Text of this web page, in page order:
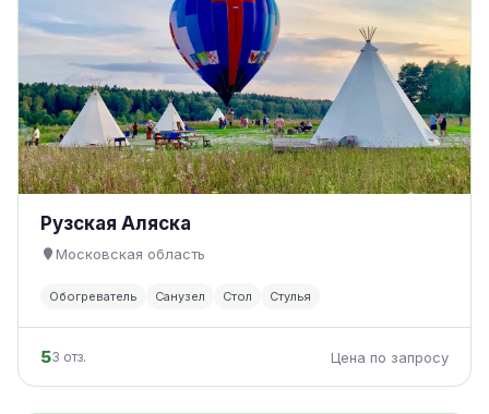
Рузская Аляска
Московская область
Обогреватель Санузел Стол Стулья
53 отз. Цена по запросу